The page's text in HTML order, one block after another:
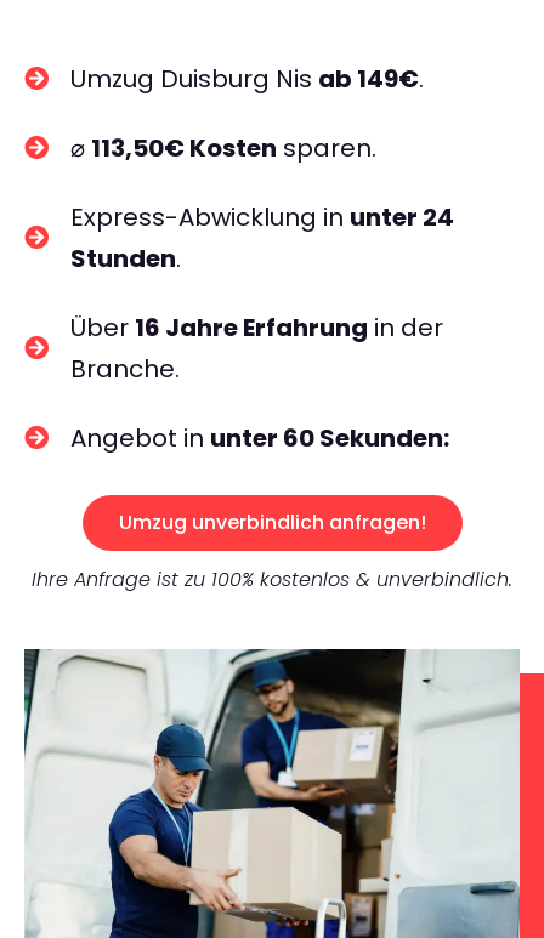
Umzug Duisburg Nis ab 149€.
⌀ 113,50€ Kosten sparen.
Express-Abwicklung in unter 24
Stunden.
Über 16 Jahre Erfahrung in der
Branche.
Angebot in unter 60 Sekunden:
Umzug unverbindlich anfragen!
Ihre Anfrage ist zu 100% kostenlos & unverbindlich.